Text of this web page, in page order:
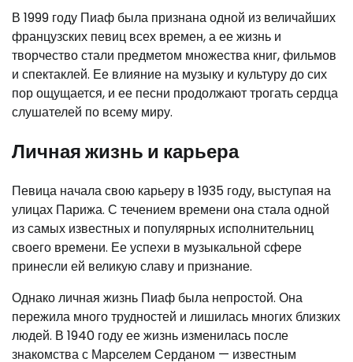
В 1999 году Пиаф была признана одной из величайших
французских певиц всех времен, а ее жизнь и
творчество стали предметом множества книг, фильмов
и спектаклей. Ее влияние на музыку и культуру до сих
пор ощущается, и ее песни продолжают трогать сердца
слушателей по всему миру.
Личная жизнь и карьера
Певица начала свою карьеру в 1935 году, выступая на
улицах Парижа. С течением времени она стала одной
из самых известных и популярных исполнительниц
своего времени. Ее успехи в музыкальной сфере
принесли ей великую славу и признание.
Однако личная жизнь Пиаф была непростой. Она
пережила много трудностей и лишилась многих близких
людей. В 1940 году ее жизнь изменилась после
знакомства с Марселем Серданом — известным